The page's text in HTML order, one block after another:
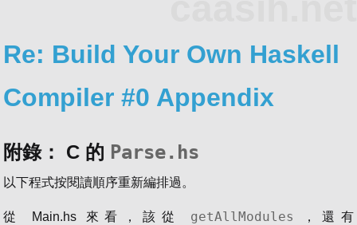
Re: Build Your Own Haskell
Compiler #0 Appendix
附錄： C 的 Parse.hs
以下程式按閱讀順序重新編排過。
從 Main.hs 來看，該從 getAllModules ，還有